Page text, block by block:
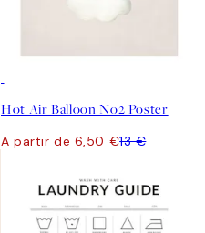
Hot Air Balloon No2 Poster
A partir de 6,50 €13 €